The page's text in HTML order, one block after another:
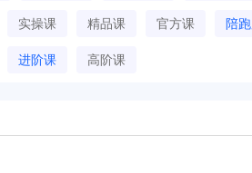
实操课 精品课 官方课 陪
进阶课 高阶课